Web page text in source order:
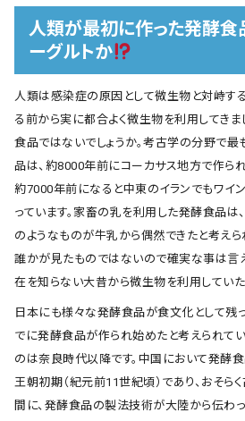
人類が最初に作った発酵食
ーグルトか
人類は感染症の原因として微生物と対峙す
る前から実に都合よく微生物を利用してきま
食品ではないでしょうか。考古学の分野で
品は、約8000年前にコーカサス地方で作られ
約7000年前になると中東のイランでもワイ
っています。家畜の乳を利用した発酵食品は
のようなものが牛乳から偶然できたと考えら
誰かが見たものではないので確実な事は言
在を知らない大昔から微生物を利用していた
日本にも様々な発酵食品が食文化として残
でに発酵食品が作られ始めたと考えられて
のは奈良時代以降です。中国において発酵
王朝初期（紀元前11世紀頃）であり、おそら
間に、発酵食品の製法技術が大陸から伝わ